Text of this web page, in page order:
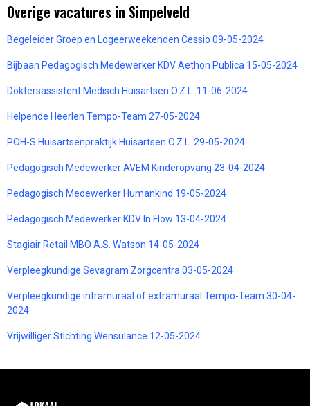
Overige vacatures in Simpelveld
Begeleider Groep en Logeerweekenden Cessio 09-05-2024
Bijbaan Pedagogisch Medewerker KDV Aethon Publica 15-05-2024
Doktersassistent Medisch Huisartsen O.Z.L. 11-06-2024
Helpende Heerlen Tempo-Team 27-05-2024
POH-S Huisartsenpraktijk Huisartsen O.Z.L. 29-05-2024
Pedagogisch Medewerker AVEM Kinderopvang 23-04-2024
Pedagogisch Medewerker Humankind 19-05-2024
Pedagogisch Medewerker KDV In Flow 13-04-2024
Stagiair Retail MBO A.S. Watson 14-05-2024
Verpleegkundige Sevagram Zorgcentra 03-05-2024
Verpleegkundige intramuraal of extramuraal Tempo-Team 30-04-
2024
Vrijwilliger Stichting Wensulance 12-05-2024